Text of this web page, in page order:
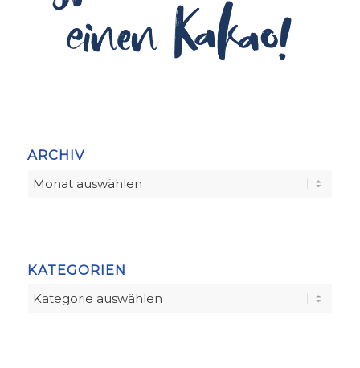
ARCHIV
KATEGORIEN
Kategorien